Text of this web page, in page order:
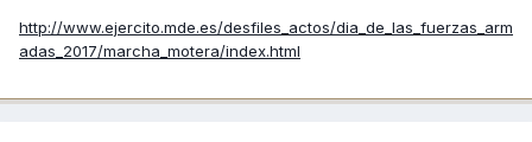
http://www.ejercito.mde.es/desfiles_actos/dia_de_las_fuerzas_arm
adas_2017/marcha_motera/index.html